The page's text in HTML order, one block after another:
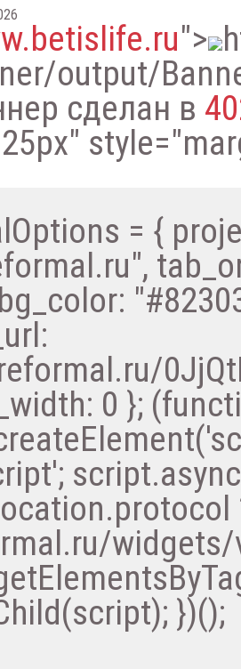
">
output/
сделан в
= {
0 };
})();